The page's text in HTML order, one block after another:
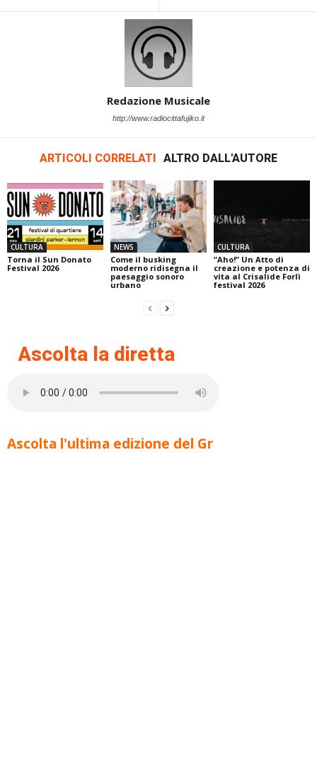
Redazione Musicale
http://www.radiocittafujiko.it
ARTICOLI CORRELATI ALTRO DALL'AUTORE
CULTURA
Torna il Sun Donato
Festival 2026
NEWS
Come il busking
moderno ridisegna il
paesaggio sonoro
urbano
CULTURA
“Aho!” Un Atto di
creazione e potenza di
vita al Crisalide Forlì
festival 2026
Ascolta la diretta
Ascolta l'ultima edizione del Gr